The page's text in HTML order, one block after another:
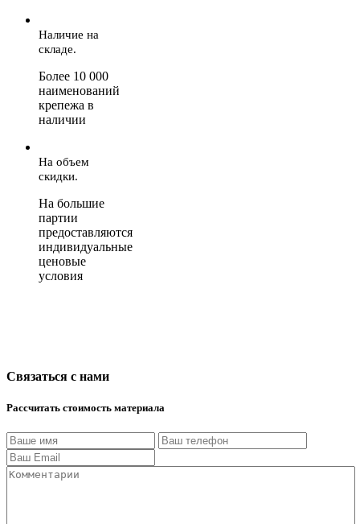
Наличие на
складе.
Более 10 000
наименований
крепежа в
наличии
На объем
скидки.
На большие
партии
предоставляются
индивидуальные
ценовые
условия
Связаться с нами
Рассчитать стоимость материала